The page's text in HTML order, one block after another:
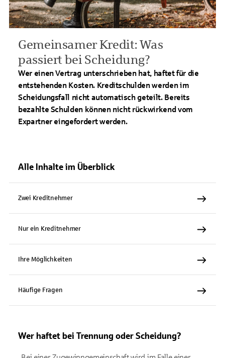
Gemeinsamer Kredit: Was
passiert bei Scheidung?
Wer einen Vertrag unterschrieben hat, haftet für die
entstehenden Kosten. Kreditschulden werden im
Scheidungsfall nicht automatisch geteilt. Bereits
bezahlte Schulden können nicht rückwirkend vom
Expartner eingefordert werden.
Alle Inhalte im Überblick
Zwei Kreditnehmer
Nur ein Kreditnehmer
Ihre Möglichkeiten
Häufige Fragen
Wer haftet bei Trennung oder Scheidung?